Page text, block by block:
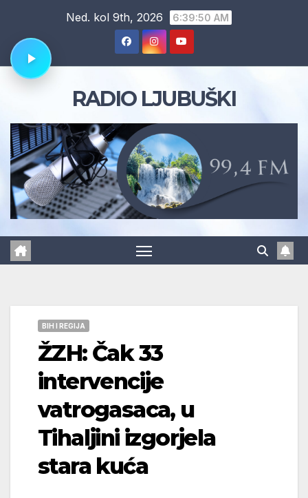
content
Ned. kol 9th, 2026 6:39:51 AM
RADIO LJUBUŠKI
BIH I REGIJA
ŽZH: Čak 33
intervencije
vatrogasaca, u
Tihaljini izgorjela
stara kuća